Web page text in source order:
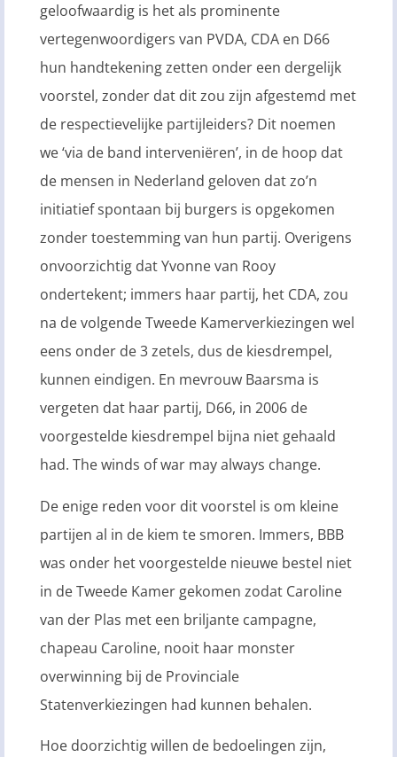
geloofwaardig is het als prominente
vertegenwoordigers van PVDA, CDA en D66
hun handtekening zetten onder een dergelijk
voorstel, zonder dat dit zou zijn afgestemd met
de respectievelijke partijleiders? Dit noemen
we ‘via de band interveniëren’, in de hoop dat
de mensen in Nederland geloven dat zo’n
initiatief spontaan bij burgers is opgekomen
zonder toestemming van hun partij. Overigens
onvoorzichtig dat Yvonne van Rooy
ondertekent; immers haar partij, het CDA, zou
na de volgende Tweede Kamerverkiezingen wel
eens onder de 3 zetels, dus de kiesdrempel,
kunnen eindigen. En mevrouw Baarsma is
vergeten dat haar partij, D66, in 2006 de
voorgestelde kiesdrempel bijna niet gehaald
had. The winds of war may always change.
De enige reden voor dit voorstel is om kleine
partijen al in de kiem te smoren. Immers, BBB
was onder het voorgestelde nieuwe bestel niet
in de Tweede Kamer gekomen zodat Caroline
van der Plas met een briljante campagne,
chapeau Caroline, nooit haar monster
overwinning bij de Provinciale
Statenverkiezingen had kunnen behalen.
Hoe doorzichtig willen de bedoelingen zijn,